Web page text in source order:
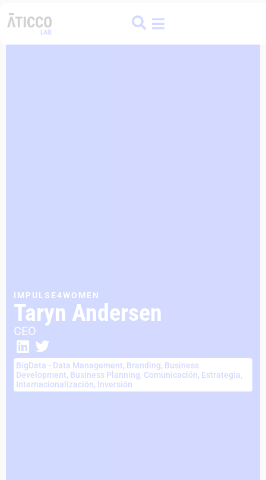
IMPULSE4WOMEN
Taryn Andersen
CEO
BigData - Data Management, Branding, Business
Development, Business Planning, Comunicación, Estrategia,
Internacionalización, Inversión